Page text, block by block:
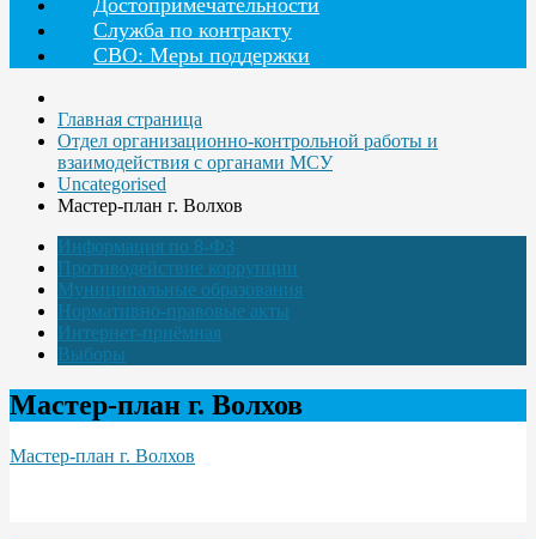
Служба по контракту
СВО: Меры поддержки
Главная страница
Отдел организационно-контрольной работы и
взаимодействия с органами МСУ
Uncategorised
Мастер-план г. Волхов
Информация по 8-ФЗ
Противодействие коррупции
Муниципальные образования
Нормативно-правовые акты
Интернет-приёмная
Выборы
Мастер-план г. Волхов
Мастер-план г. Волхов